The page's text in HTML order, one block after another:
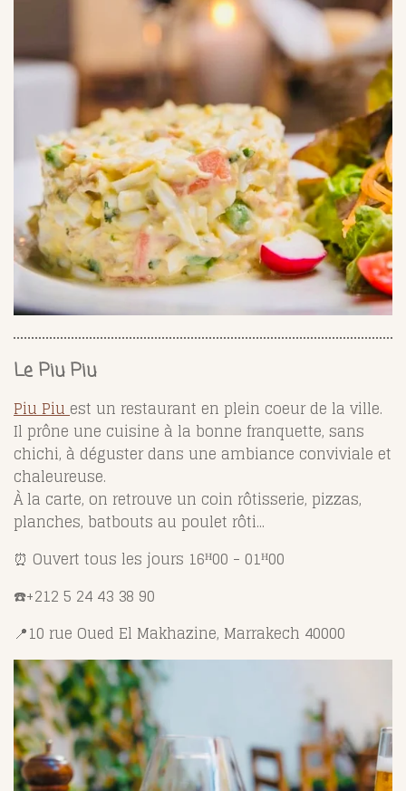
Le Piu Piu
Piu Piuest un restaurant en plein coeur de la ville.
Il prône une cuisine à la bonne franquette, sans
chichi, à déguster dans une ambiance conviviale et
chaleureuse.
À la carte, on retrouve un coin rôtisserie, pizzas,
planches, batbouts au poulet rôti...
⏰ Ouvert tous les jours 16ᴴ00 - 01ᴴ00
☎️+212 5 24 43 38 90
📍10 rue Oued El Makhazine, Marrakech 40000